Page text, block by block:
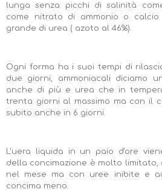
lunga senza picchi di salinità
come nitrato di ammonio o
grande di urea ( azoto al 46%).
Ogni forma ha i suoi tempi di
due giorni, ammoniacali diciamo
anche di più e urea che in
trenta giorni al massimo ma con il
subito anche in 6 giorni.
L'uera liquida in un paio d'ore
della concimazione è molto limitato,
nel mese ma con uree inibite e
concima meno.